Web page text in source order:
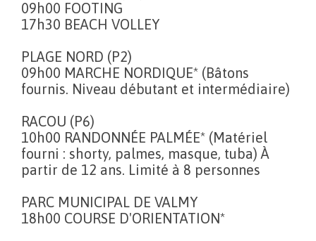
09h00 FOOTING
17h30 BEACH VOLLEY
PLAGE NORD (P2)
09h00 MARCHE NORDIQUE* (Bâtons
fournis. Niveau débutant et intermédiaire)
RACOU (P6)
10h00 RANDONNÉE PALMÉE* (Matériel
fourni : shorty, palmes, masque, tuba) À
partir de 12 ans. Limité à 8 personnes
PARC MUNICIPAL DE VALMY
18h00 COURSE D'ORIENTATION*